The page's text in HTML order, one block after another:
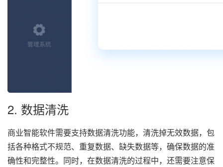
2. 数据清洗
商业智能软件需要支持数据清洗功能，清洗掉无效数据，包
括各种格式不规范、重复数据、缺失数据等，确保数据的准
确性和完整性。同时，在数据清洗的过程中，还需要注意保